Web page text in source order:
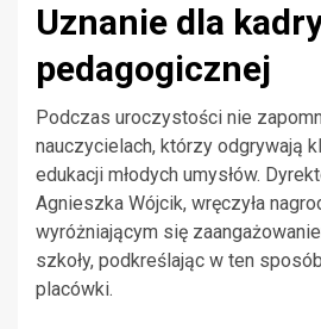
Uznanie dla
pedagogicznej
Podczas uroczystości nie
nauczycielach, którzy odgrywają
edukacji młodych umysłów.
Agnieszka Wójcik, wręczyła
wyróżniającym się
szkoły, podkreślając w ten
placówki.